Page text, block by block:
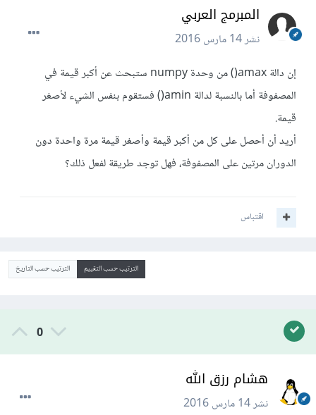
المبرمج العربي
نشر14 مارس 2016
إن دالة amax() من وحدة numpy ستبحث عن أكبر قيمة في
المصفوفة أما بالنسبة لدالة amin() فستقوم بنفس الشيء لأصغر
قيمة.
أريد أن أحصل على كل من أكبر قيمة وأصغر قيمة مرة واحدة دون
الدوران مرتين على المصفوفة، فهل توجد طريقة لفعل ذلك؟
اقتباس
الترتيب حسب التقييم الترتيب حسب التاريخ
0
هشام رزق الله
نشر14 مارس 2016